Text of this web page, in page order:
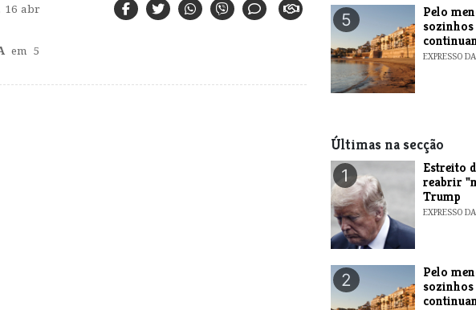
16 abr
em 5
5
Pelo
EXPRESSO
Últimas na secção
1
Estreito
reabrir
Trump
EXPRESSO
2
Pelo